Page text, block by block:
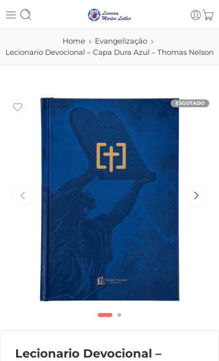
Home
Evangelização
Lecionario Devocional – Capa Dura Azul – Thomas Nelson
ESGOTADO
Lecionario Devocional –